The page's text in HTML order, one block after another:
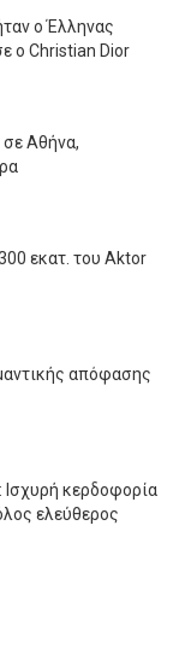
ο Έλληνας
ο Christian Dior
Αθήνα,
εκατ. του Aktor
απόφασης
Ισχυρή κερδοφορία
ελεύθερος